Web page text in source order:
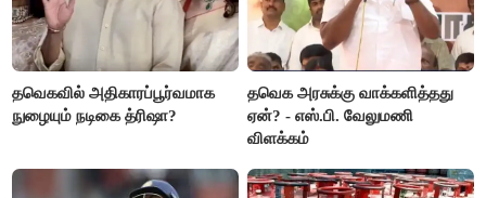
தவெகவில் அதிகாரப்பூர்வமாக
நுழையும் நடிகை த்ரிஷா?
தவெக அரசுக்கு வாக்களித்தது
ஏன்? - எஸ்.பி. வேலுமணி
விளக்கம்